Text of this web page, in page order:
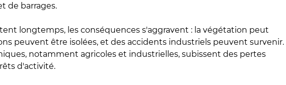
de barrages.
longtemps, les conséquences s'aggravent : la végétation peut
peuvent être isolées, et des accidents industriels peuvent survenir.
notamment agricoles et industrielles, subissent des pertes
d'activité.